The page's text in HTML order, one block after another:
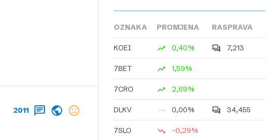
2011
OZNAKA PROMJENA RASPRAVA
KOEI 0,40% 7,213
7BET 1,59%
7CRO 2,69%
DLKV 0,00% 34,455
7SLO -0,29%